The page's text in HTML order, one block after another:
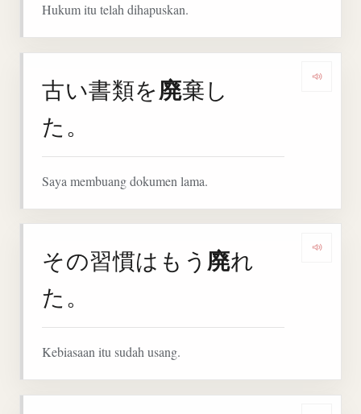
Hukum itu telah dihapuskan.
古い書類を廃棄し
た。
Saya membuang dokumen lama.
その習慣はもう 廃れ
た。
Kebiasaan itu sudah usang.